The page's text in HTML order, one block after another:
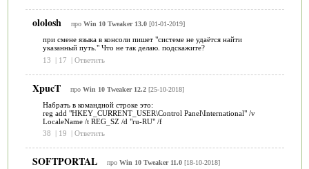
ololosh про Win 10 Tweaker 13.0[01-01-2019]
при смене языка в консоли пишет "системе не удаётся найти
указанный путь." Что не так делаю. подскажите?
13
| 17 | Ответить
XpucT про Win 10 Tweaker 12.2[25-10-2018]
Набрать в командной строке это:
reg add "HKEY_CURRENT_USER\Control Panel\International" /v
LocaleName /t REG_SZ /d "ru-RU" /f
38
| 19 | Ответить
SOFTPORTAL про Win 10 Tweaker 11.0[18-10-2018]